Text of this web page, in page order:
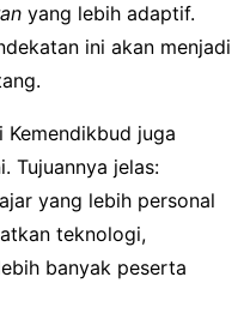
yang lebih adaptif.
ini akan menjadi
Kemendikbud juga
Tujuannya jelas:
yang lebih personal
teknologi,
banyak peserta